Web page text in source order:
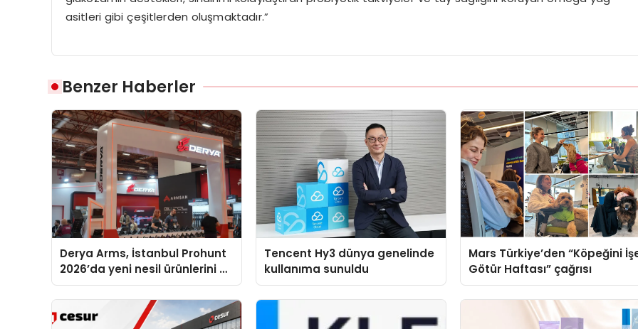
asitleri gibi çeşitlerden oluşmaktadır.”
Benzer Haberler
Derya Arms, İstanbul Prohunt
2026’da yeni nesil ürünlerini ve
global marka vizyonunu
sergiledi
Tencent Hy3 dünya genelinde
kullanıma sunuldu
Mars Türkiye’den “Köpeğini
Götür Haftası” çağrısı